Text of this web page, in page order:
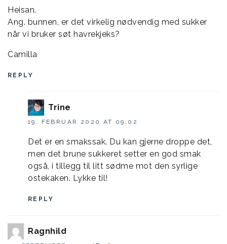
Heisan.
Ang. bunnen, er det virkelig nødvendig med sukker
når vi bruker søt havrekjeks?
Camilla
REPLY
Trine
19. FEBRUAR 2020 AT 09:02
Det er en smakssak. Du kan gjerne droppe det,
men det brune sukkeret setter en god smak
også, i tillegg til litt sødme mot den syrlige
ostekaken. Lykke til!
REPLY
Ragnhild